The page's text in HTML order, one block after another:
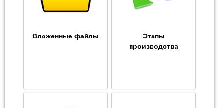
Вложенные файлы
Этапы
производства